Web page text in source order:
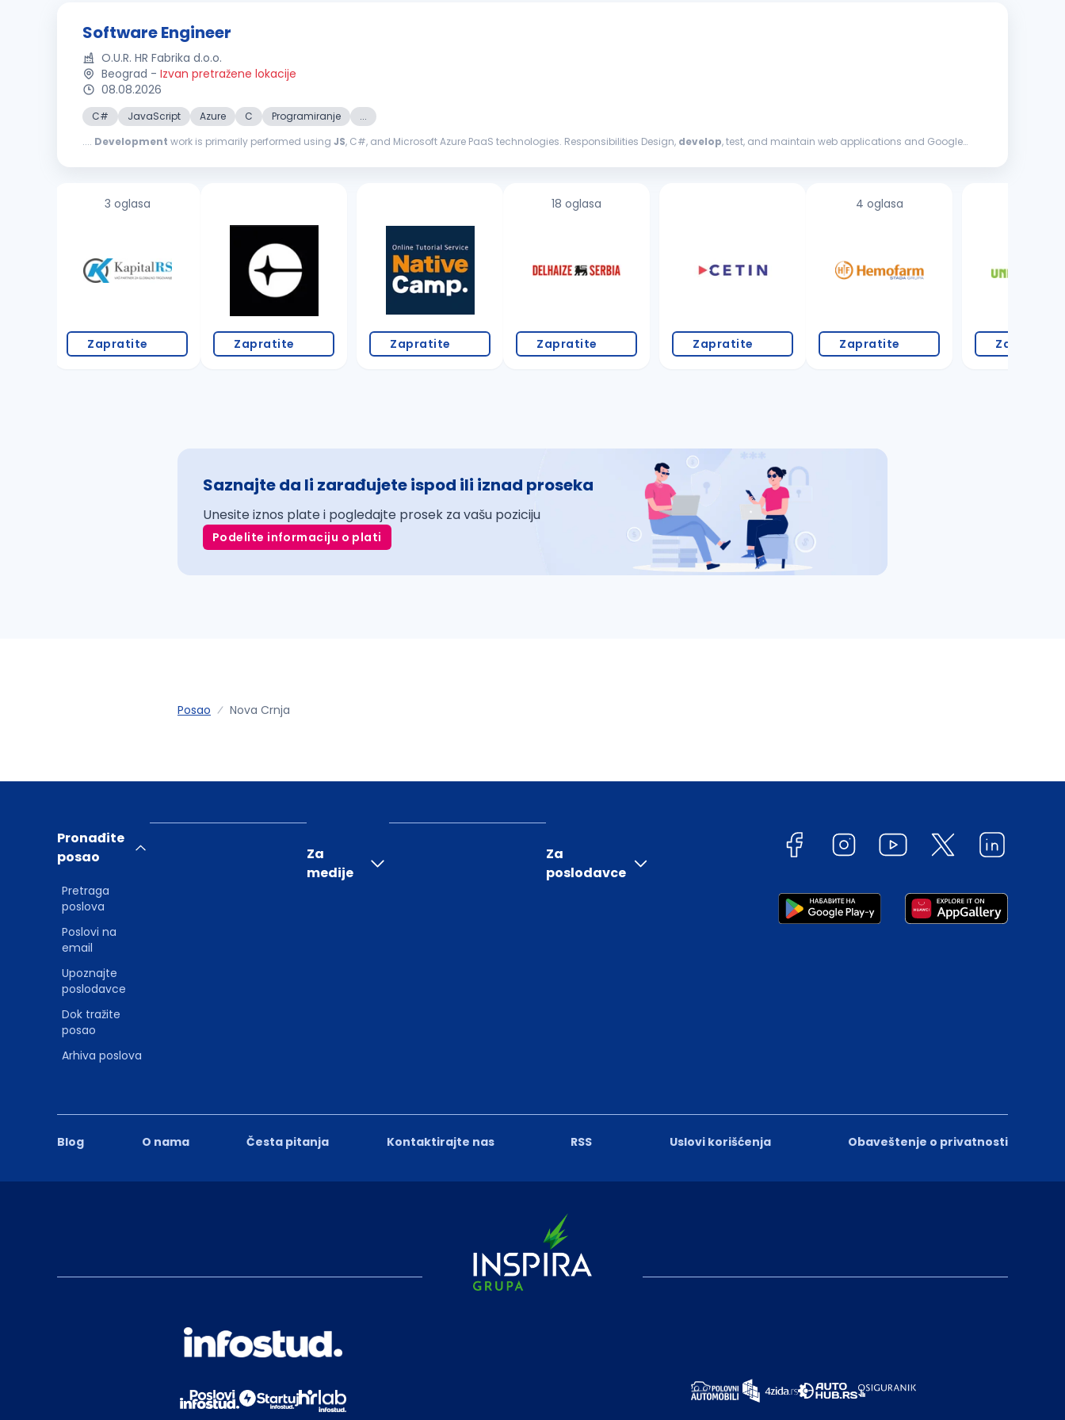
Software Engineer
O.U.R. HR Fabrika d.o.o.
Beograd - Izvan pretražene lokacije
08.08.2026
C# JavaScript Azure C Programiranje
...
.... Development work is primarily performed using JS , C#, and Microsoft Azure PaaS technologies. Responsibilities Design, develop, test, and maintain web applications and Google
3 oglasa
Zapratite Zapratite Zapratite
18 oglasa
Zapratite Zapratite
4 oglasa
Zapratite Zapratite
Saznajte da li zarađujete ispod ili iznad proseka
Unesite iznos plate i pogledajte prosek za vašu poziciju
Podelite informaciju o plati
Posao Nova Crnja
Blog O nama Česta pitanja Kontaktirajte nas RSS Uslovi korišćenja Obaveštenje o privatnosti
Pronađite
posao
Pretraga
poslova
Poslovi na
email
Upoznajte
poslodavce
Dok tražite
posao
Arhiva poslova
Za
medije
Za
poslodavce